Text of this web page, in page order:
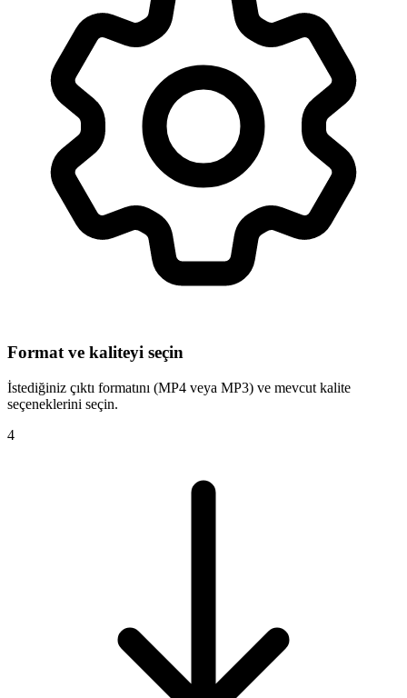
Format ve kaliteyi seçin
İstediğiniz çıktı formatını (MP4 veya MP3) ve mevcut kalite
seçeneklerini seçin.
4